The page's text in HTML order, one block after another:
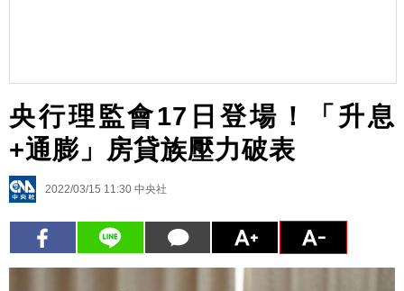
央行理監會17日登場！「升息
+通膨」房貸族壓力破表
2022/03/15 11:30 中央社